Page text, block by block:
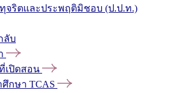
ทุจริตและประพฤติมิชอบ (ป.ป.ท.)
ลับ
เปิดสอน
กษา TCAS